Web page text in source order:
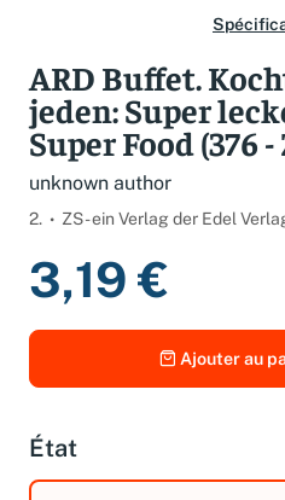
ARD Buffet.
jeden: Super
Super Food (376 -
unknown author
2. ZS - ein Verlag der Edel
3,19 €
Ajouter au
État